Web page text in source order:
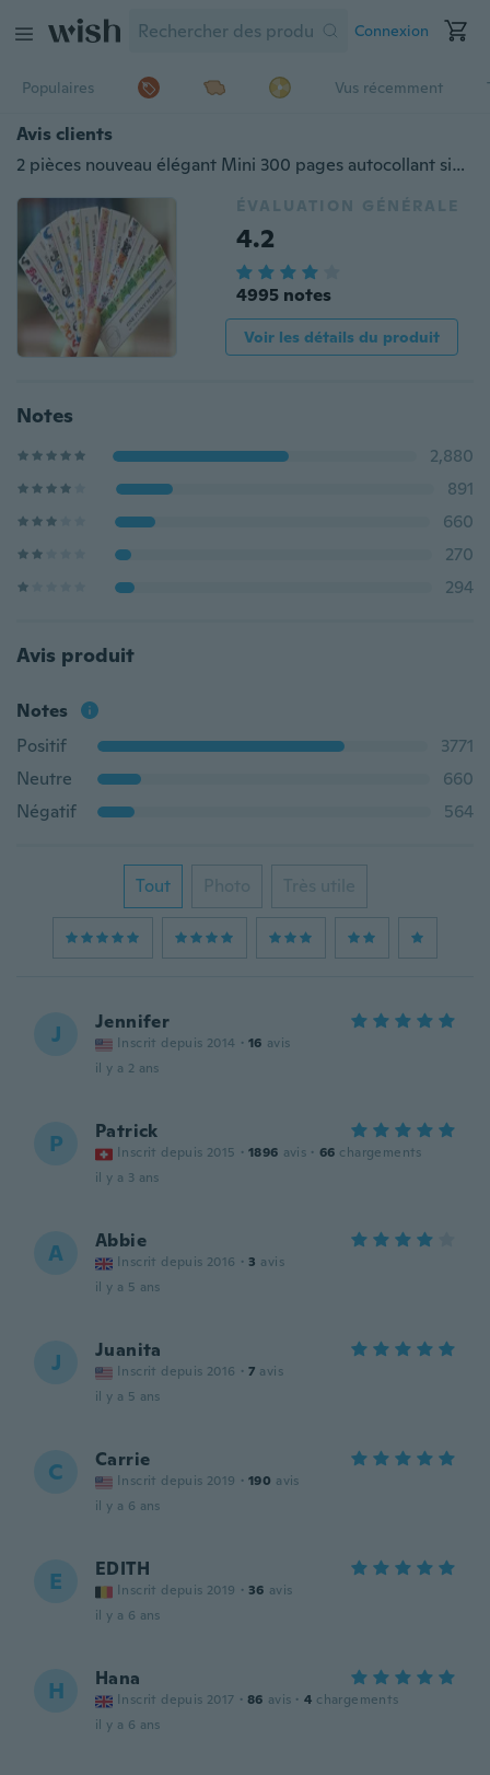
Connexion
Populaires Vus récemment
Avis clients
2 pièces nouveau élégant Mini 300 pages autocollant signet bloc-notes notes autocollantes fournitures de bureau scolaires créatives
ÉVALUATION GÉNÉRALE
4.2
4995 notes
Voir les détails du produit
Notes
2,880
891
660
270
294
Avis produit
Notes
Positif
3771
Neutre
660
Négatif
564
Tout Photo Très utile
J Jennifer
Inscrit depuis 2014 · 16 avis
il y a 2 ans
P Patrick
Inscrit depuis 2015 · 1896 avis · 66 chargements
il y a 3 ans
A Abbie
Inscrit depuis 2016 · 3 avis
il y a 5 ans
J Juanita
Inscrit depuis 2016 · 7 avis
il y a 5 ans
C Carrie
Inscrit depuis 2019 · 190 avis
il y a 6 ans
E EDITH
Inscrit depuis 2019 · 36 avis
il y a 6 ans
H Hana
Inscrit depuis 2017 · 86 avis · 4 chargements
il y a 6 ans